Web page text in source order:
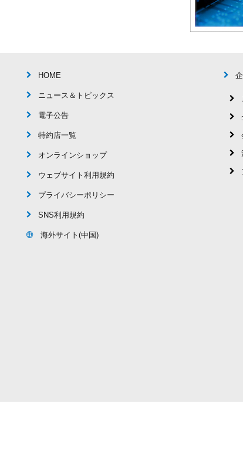
HOME
ニュース＆トピックス
電子公告
特約店一覧
オンラインショップ
ウェブサイト利用規約
プライバシーポリシー
SNS利用規約
海外サイト(中国)